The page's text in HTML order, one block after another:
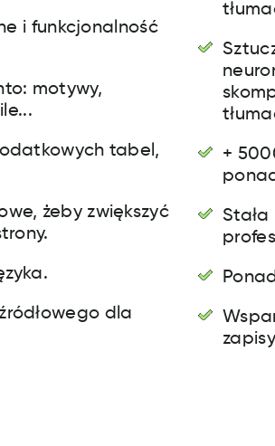
i funkcjonalność
motywy,
tabel,
żeby zwiększyć
dla
+